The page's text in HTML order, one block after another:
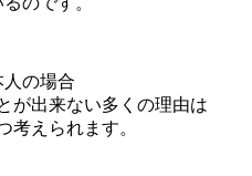
の場合
が出来ない多くの理由は
考えられます。